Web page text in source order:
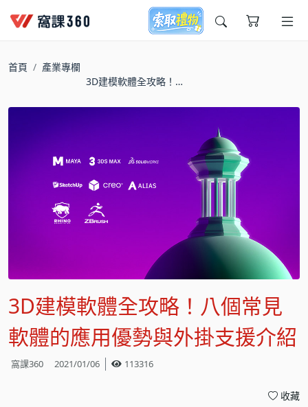
今天想要學什麼?
窩課推薦給您
首頁
產業專欄
3D建模軟體全攻略！八
與外掛支援介紹
3D建模軟體全攻略！八個常見
軟體的應用優勢與外掛支援介紹
窩課360 2021/01/06 113316
收藏